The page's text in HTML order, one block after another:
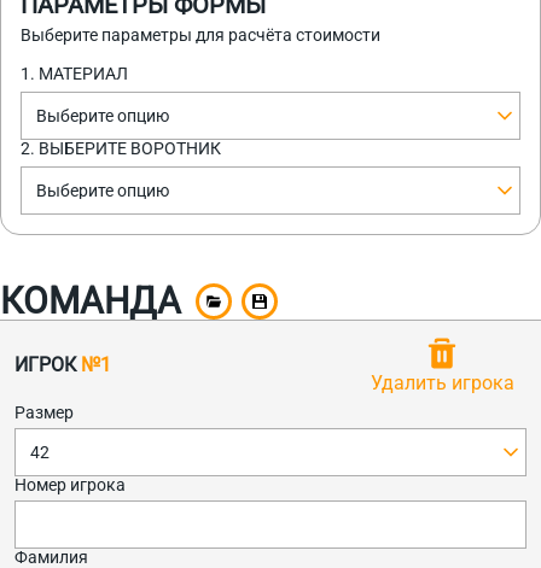
Выберите параметры для расчёта стоимости
1. МАТЕРИАЛ
Выберите опцию
2. ВЫБЕРИТЕ ВОРОТНИК
Выберите опцию
КОМАНДА
ИГРОК №1
Удалить игрока
Размер
42
Номер игрока
Фамилия